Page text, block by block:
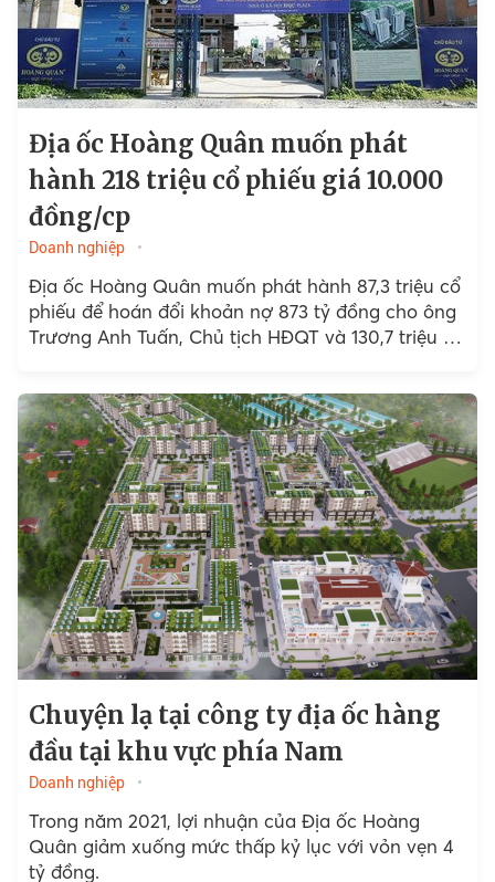
Địa ốc Hoàng Quân muốn phát
hành 218 triệu cổ phiếu giá 10.000
đồng/cp
Doanh nghiệp
Địa ốc Hoàng Quân muốn phát hành 87,3 triệu cổ
phiếu để hoán đổi khoản nợ 873 tỷ đồng cho ông
Trương Anh Tuấn, Chủ tịch HĐQT và 130,7 triệu cổ
Chuyện lạ tại công ty địa ốc hàng
đầu tại khu vực phía Nam
Doanh nghiệp
Trong năm 2021, lợi nhuận của Địa ốc Hoàng
Quân giảm xuống mức thấp kỷ lục với vỏn vẹn 4
tỷ đồng.